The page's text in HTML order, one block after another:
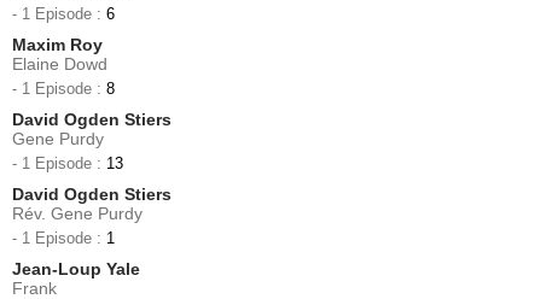
- 1 Episode : 6
Maxim Roy
Elaine Dowd
- 1 Episode : 8
David Ogden Stiers
Gene Purdy
- 1 Episode : 13
David Ogden Stiers
Rév. Gene Purdy
- 1 Episode : 1
Jean-Loup Yale
Frank